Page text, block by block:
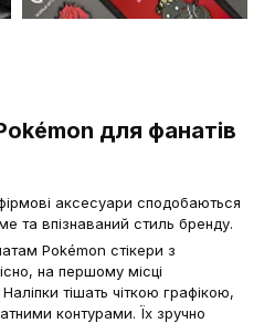
для фанатів
аксесуари сподобаються
та впізнаваний стиль бренду.
Pokémon стікери з
на першому місці
тішать чіткою графікою,
контурами. Їх зручно